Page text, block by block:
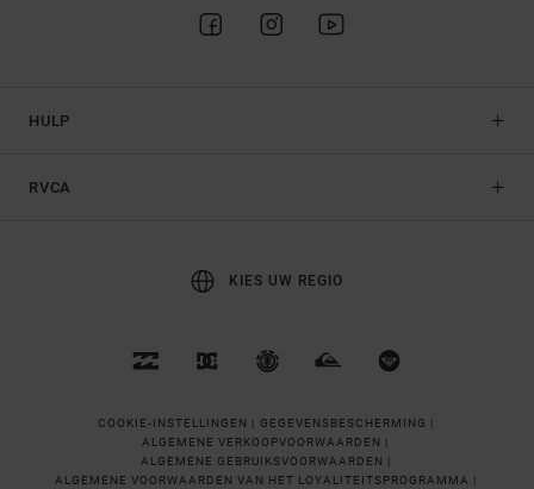
HULP
RVCA
KIES UW REGIO
COOKIE-INSTELLINGEN | GEGEVENSBESCHERMING |
ALGEMENE VERKOOPVOORWAARDEN |
ALGEMENE GEBRUIKSVOORWAARDEN |
ALGEMENE VOORWAARDEN VAN HET LOYALITEITSPROGRAMMA |